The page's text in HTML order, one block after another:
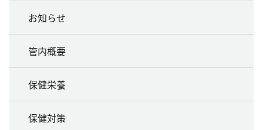
お知らせ
管内概要
保健栄養
保健対策